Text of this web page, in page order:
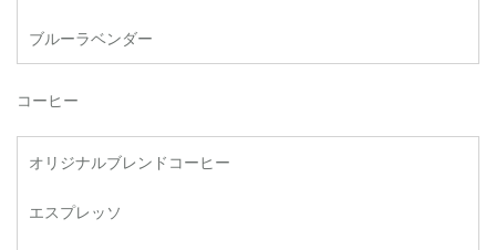
ブルーラベンダー
コーヒー
オリジナルブレンドコーヒー
エスプレッソ